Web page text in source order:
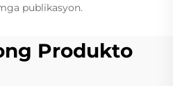
publikasyon.
Produkto